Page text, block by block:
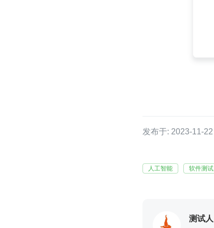
发布于: 2023-11-22
人工智能 软件测试
测试人